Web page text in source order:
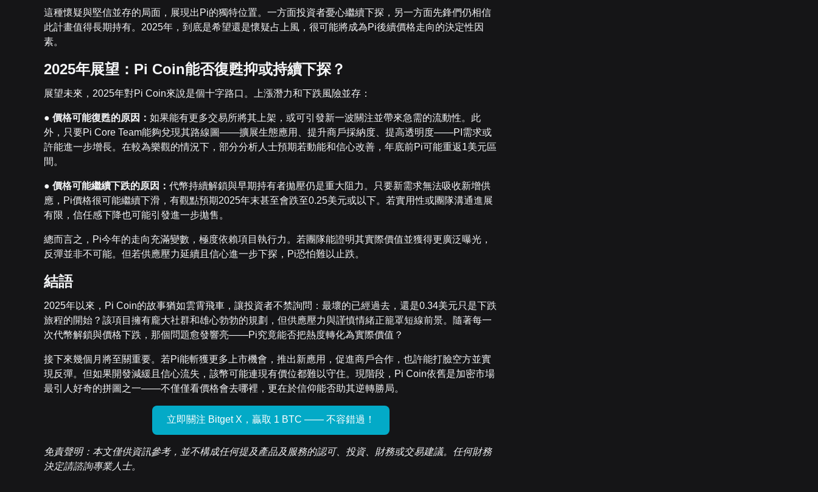
這種懷疑與堅信並存的局面，展現出Pi的獨特位置。一方面投資者憂心繼續下探，另一方面先鋒們仍相信
此計畫值得長期持有。2025年，到底是希望還是懷疑占上風，很可能將成為Pi後續價格走向的決定性因
素。
2025年展望：Pi Coin能否復甦抑或持續下探？
展望未來，2025年對Pi Coin來說是個十字路口。上漲潛力和下跌風險並存：
● 價格可能復甦的原因： 如果能有更多交易所將其上架，或可引發新一波關注並帶來急需的流動性。此
外，只要Pi Core Team能夠兌現其路線圖——擴展生態應用、提升商戶採納度、提高透明度——PI需求或
許能進一步增長。在較為樂觀的情況下，部分分析人士預期若動能和信心改善，年底前Pi可能重返1美元區
間。
● 價格可能繼續下跌的原因： 代幣持續解鎖與早期持有者拋壓仍是重大阻力。只要新需求無法吸收新增供
應，Pi價格很可能繼續下滑，有觀點預期2025年末甚至會跌至0.25美元或以下。若實用性或團隊溝通進展
有限，信任感下降也可能引發進一步拋售。
總而言之，Pi今年的走向充滿變數，極度依賴項目執行力。若團隊能證明其實際價值並獲得更廣泛曝光，
反彈並非不可能。但若供應壓力延續且信心進一步下探，Pi恐怕難以止跌。
結語
2025年以來，Pi Coin的故事猶如雲霄飛車，讓投資者不禁詢問：最壞的已經過去，還是0.34美元只是下跌
旅程的開始？該項目擁有龐大社群和雄心勃勃的規劃，但供應壓力與謹慎情緒正籠罩短線前景。隨著每一
次代幣解鎖與價格下跌，那個問題愈發響亮——Pi究竟能否把熱度轉化為實際價值？
接下來幾個月將至關重要。若Pi能斬獲更多上市機會，推出新應用，促進商戶合作，也許能打臉空方並實
現反彈。但如果開發減緩且信心流失，該幣可能連現有價位都難以守住。現階段，Pi Coin依舊是加密市場
最引人好奇的拼圖之一——不僅僅看價格會去哪裡，更在於信仰能否助其逆轉勝局。
立即關注 Bitget X，贏取 1 BTC —— 不容錯過！
免責聲明：本文僅供資訊參考，並不構成任何提及產品及服務的認可、投資、財務或交易建議。任何財務
決定請諮詢專業人士。